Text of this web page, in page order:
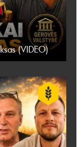
(VIDEO)